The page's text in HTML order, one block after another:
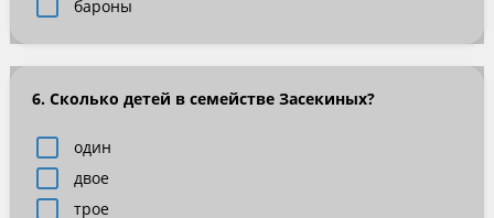
бароны
6. Сколько детей в семействе Засекиных?
один
двое
трое